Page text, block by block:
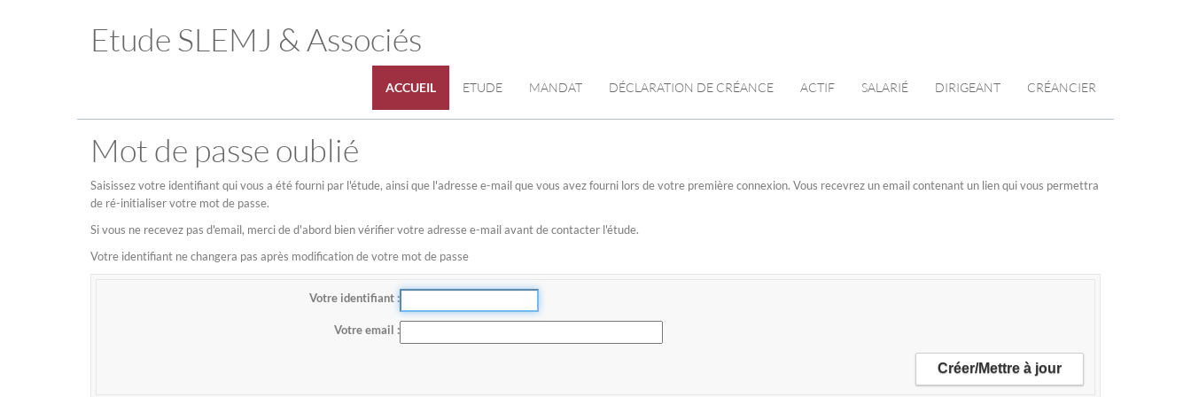
Etude SLEMJ & Associés
ACCUEIL ETUDE MANDAT DÉCLARATION DE CRÉANCE ACTIF SALARIÉ DIRIGEANT CRÉANCIER
Mot de passe oublié
Saisissez votre identifiant qui vous a été fourni par l'étude, ainsi que l'adresse e-mail que vous avez fourni lors de votre première connexion. Vous recevrez un email contenant un lien qui vous permettra
de ré-initialiser votre mot de passe.
Si vous ne recevez pas d'email, merci de d'abord bien vérifier votre adresse e-mail avant de contacter l'étude.
Votre identifiant ne changera pas après modification de votre mot de passe
Votre identifiant
Votre email